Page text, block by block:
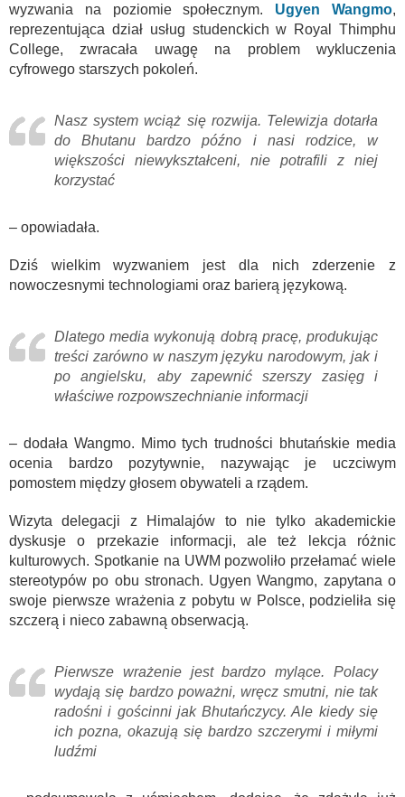
wyzwania na poziomie społecznym. Ugyen Wangmo,
reprezentująca dział usług studenckich w Royal Thimphu
College, zwracała uwagę na problem wykluczenia
cyfrowego starszych pokoleń.
Nasz system wciąż się rozwija. Telewizja dotarła
do Bhutanu bardzo późno i nasi rodzice, w
większości niewykształceni, nie potrafili z niej
korzystać
– opowiadała.
Dziś wielkim wyzwaniem jest dla nich zderzenie z
nowoczesnymi technologiami oraz barierą językową.
Dlatego media wykonują dobrą pracę, produkując
treści zarówno w naszym języku narodowym, jak i
po angielsku, aby zapewnić szerszy zasięg i
właściwe rozpowszechnianie informacji
– dodała Wangmo. Mimo tych trudności bhutańskie media
ocenia bardzo pozytywnie, nazywając je uczciwym
pomostem między głosem obywateli a rządem.
Wizyta delegacji z Himalajów to nie tylko akademickie
dyskusje o przekazie informacji, ale też lekcja różnic
kulturowych. Spotkanie na UWM pozwoliło przełamać wiele
stereotypów po obu stronach. Ugyen Wangmo, zapytana o
swoje pierwsze wrażenia z pobytu w Polsce, podzieliła się
szczerą i nieco zabawną obserwacją.
Pierwsze wrażenie jest bardzo mylące. Polacy
wydają się bardzo poważni, wręcz smutni, nie tak
radośni i gościnni jak Bhutańczycy. Ale kiedy się
ich pozna, okazują się bardzo szczerymi i miłymi
ludźmi